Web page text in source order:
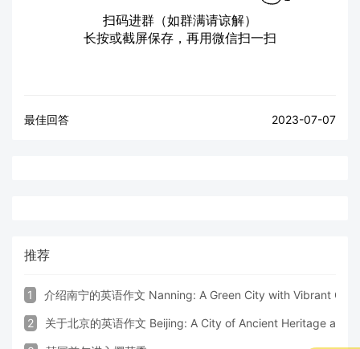
扫码进群（如群满请谅解）
长按或截屏保存，再用微信扫一扫
最佳回答 2023-07-07
推荐
1 介绍南宁的英语作文 Nanning: A Green City with Vibrant
2 关于北京的英语作文 Beijing: A City of Ancient Heritage and